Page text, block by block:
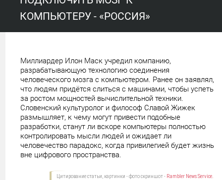
КОМПЬЮТЕРУ - «РОССИЯ»
Миллиардер Илон Маск учредил компанию,
разрабатывающую технологию соединения
человеческого мозга с компьютером. Ранее он заявлял,
что людям придётся слиться с машинами, чтобы успеть
за ростом мощностей вычислительной техники.
Словенский культуролог и философ Славой Жижек
размышляет, к чему могут привести подобные
разработки, станут ли вскоре компьютеры полностью
контролировать мысли людей и ожидает ли
человечество парадокс, когда привилегией будет жизнь
вне цифрового пространства.
Цитирование статьи, картинки - фото скриншот - Rambler News Service.